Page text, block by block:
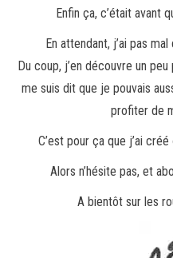
Enfin ça, c’était avant
En attendant, j’ai pas
Du coup, j’en découvre un
me suis dit que je pouvais
profiter de
C’est pour ça que j’ai
Alors n’hésite pas, et
A bientôt sur les